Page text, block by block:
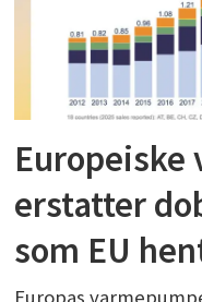
Europeiske
erstatter
som EU
Europas